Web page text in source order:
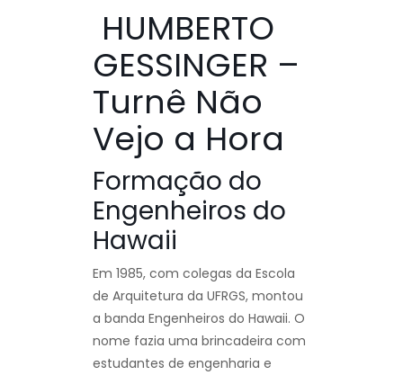
HUMBERTO
GESSINGER –
Turnê Não
Vejo a Hora
Formação do
Engenheiros do
Hawaii
Em 1985, com colegas da Escola
de Arquitetura da UFRGS, montou
a banda Engenheiros do Hawaii. O
nome fazia uma brincadeira com
estudantes de engenharia e